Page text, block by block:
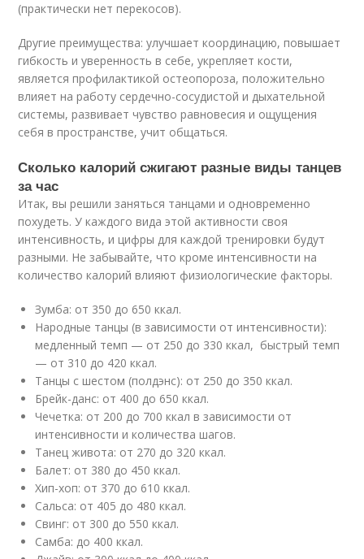
(практически нет перекосов).
Другие преимущества: улучшает координацию, повышает
гибкость и уверенность в себе, укрепляет кости,
является профилактикой остеопороза, положительно
влияет на работу сердечно-сосудистой и дыхательной
системы, развивает чувство равновесия и ощущения
себя в пространстве, учит общаться.
Сколько калорий сжигают разные виды танцев
за час
Итак, вы решили заняться танцами и одновременно
похудеть. У каждого вида этой активности своя
интенсивность, и цифры для каждой тренировки будут
разными. Не забывайте, что кроме интенсивности на
количество калорий влияют физиологические факторы.
Зумба: от 350 до 650 ккал.
Народные танцы (в зависимости от интенсивности):
медленный темп — от 250 до 330 ккал, быстрый темп
— от 310 до 420 ккал.
Танцы с шестом (полдэнс): от 250 до 350 ккал.
Брейк-данс: от 400 до 650 ккал.
Чечетка: от 200 до 700 ккал в зависимости от
интенсивности и количества шагов.
Танец живота: от 270 до 320 ккал.
Балет: от 380 до 450 ккал.
Хип-хоп: от 370 до 610 ккал.
Сальса: от 405 до 480 ккал.
Свинг: от 300 до 550 ккал.
Самба: до 400 ккал.